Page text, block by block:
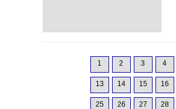
1 2 3 4
13 14 15 16
25 26 27 28